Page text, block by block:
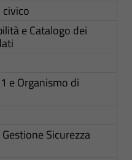
e Catalogo dei
e Organismo di
Sicurezza